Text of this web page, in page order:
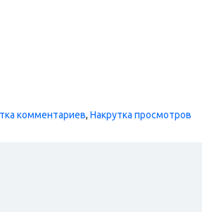
комментариев, Накрутка просмотров